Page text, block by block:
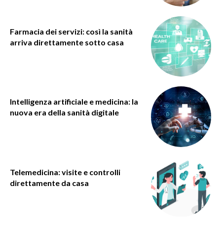
Farmacia dei servizi: così la sanità
arriva direttamente sotto casa
Intelligenza artificiale e medicina: la
nuova era della sanità digitale
Telemedicina: visite e controlli
direttamente da casa